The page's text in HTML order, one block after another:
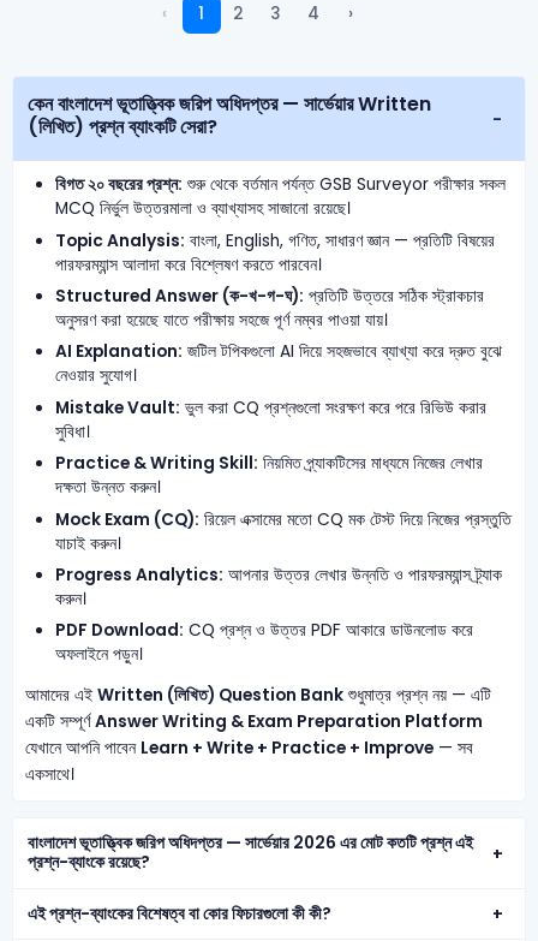
‹ 1 2 3 4 ›
কেন বাংলাদেশ ভূতাত্ত্বিক জরিপ অধিদপ্তর — সার্ভেয়ার Written
(লিখিত) প্রশ্ন ব্যাংকটি সেরা?
বিগত ২০ বছরের প্রশ্ন: শুরু থেকে বর্তমান পর্যন্ত GSB Surveyor পরীক্ষার সকল
MCQ নির্ভুল উত্তরমালা ও ব্যাখ্যাসহ সাজানো রয়েছে।
Topic Analysis: বাংলা, English, গণিত, সাধারণ জ্ঞান — প্রতিটি বিষয়ের
পারফরম্যান্স আলাদা করে বিশ্লেষণ করতে পারবেন।
Structured Answer (ক-খ-গ-ঘ): প্রতিটি উত্তরে সঠিক স্ট্রাকচার
অনুসরণ করা হয়েছে যাতে পরীক্ষায় সহজে পূর্ণ নম্বর পাওয়া যায়।
AI Explanation: জটিল টপিকগুলো AI দিয়ে সহজভাবে ব্যাখ্যা করে দ্রুত বুঝে
নেওয়ার সুযোগ।
Mistake Vault: ভুল করা CQ প্রশ্নগুলো সংরক্ষণ করে পরে রিভিউ করার
সুবিধা।
Practice & Writing Skill: নিয়মিত প্র্যাকটিসের মাধ্যমে নিজের লেখার
দক্ষতা উন্নত করুন।
Mock Exam (CQ): রিয়েল এক্সামের মতো CQ মক টেস্ট দিয়ে নিজের প্রস্তুতি
যাচাই করুন।
Progress Analytics: আপনার উত্তর লেখার উন্নতি ও পারফরম্যান্স ট্র্যাক
করুন।
PDF Download: CQ প্রশ্ন ও উত্তর PDF আকারে ডাউনলোড করে
অফলাইনে পড়ুন।
আমাদের এই Written (লিখিত) Question Bankশুধুমাত্র প্রশ্ন নয় — এটি
একটি সম্পূর্ণAnswer Writing & Exam Preparation Platform
যেখানে আপনি পাবেন Learn + Write + Practice + Improve— সব
একসাথে।
বাংলাদেশ ভূতাত্ত্বিক জরিপ অধিদপ্তর — সার্ভেয়ার 2026 এর মোট কতটি প্রশ্ন এই
প্রশ্ন-ব্যাংকে রয়েছে?
এই প্রশ্ন-ব্যাংকের বিশেষত্ব বা কোর ফিচারগুলো কী কী?